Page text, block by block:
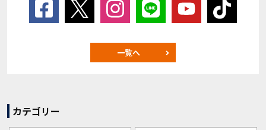
一覧へ
カテゴリー